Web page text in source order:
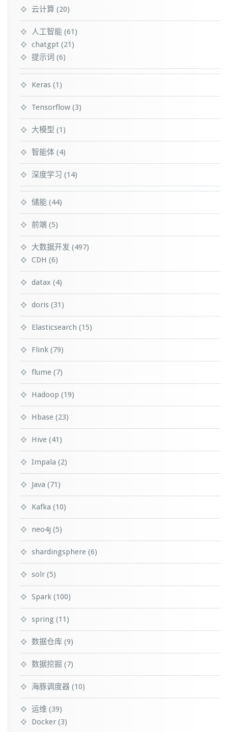
云计算 (20)
人工智能 (61)
chatgpt (21)
提示词 (6)
Keras (1)
Tensorflow (3)
大模型 (1)
智能体 (4)
深度学习 (14)
储能 (44)
前端 (5)
大数据开发 (497)
CDH (6)
datax (4)
doris (31)
Elasticsearch (15)
Flink (79)
flume (7)
Hadoop (19)
Hbase (23)
Hive (41)
Impala (2)
Java (71)
Kafka (10)
neo4j (5)
shardingsphere (6)
solr (5)
Spark (100)
spring (11)
数据仓库 (9)
数据挖掘 (7)
海豚调度器 (10)
运维 (39)
Docker (3)